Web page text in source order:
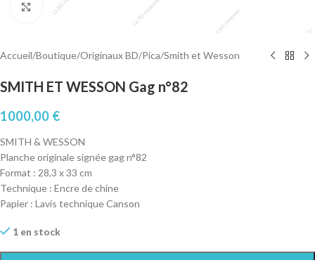
Cliquez pour agrandir
Accueil/Boutique/Originaux BD/Pica/Smith et Wesson
SMITH ET WESSON Gag n°82
1000,00 €
SMITH & WESSON
Planche originale signée gag n°82
Format : 28,3 x 33 cm
Technique : Encre de chine
Papier : Lavis technique Canson
1 en stock